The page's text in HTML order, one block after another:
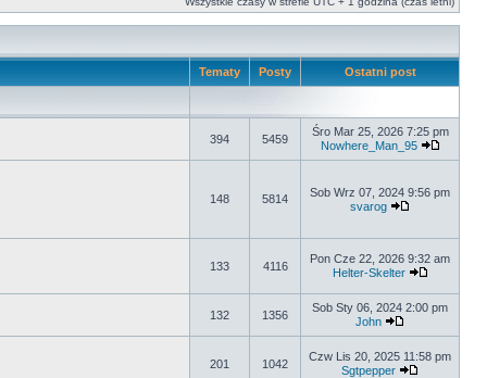
Tematy Posty Ostatni post
394 5459
Śro Mar 25, 2026 7:25 pm
Nowhere_Man_95
148 5814
Sob Wrz 07, 2024 9:56 pm
svarog
133 4116
Pon Cze 22, 2026 9:32 am
Helter-Skelter
132 1356
Sob Sty 06, 2024 2:00 pm
John
201 1042
Czw Lis 20, 2025 11:58 pm
Sgtpepper